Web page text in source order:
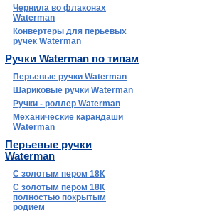
Чернила во флаконах
Waterman
Конвертеры для перьевых
ручек Waterman
Ручки Waterman по типам
Перьевые ручки Waterman
Шариковые ручки Waterman
Ручки - роллер Waterman
Механические карандаши
Waterman
Перьевые ручки
Waterman
С золотым пером 18К
С золотым пером 18К
полностью покрытым
родием